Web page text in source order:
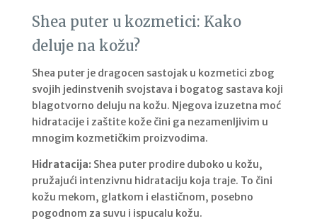
Shea puter u kozmetici: Kako
deluje na kožu?
Shea puter je dragocen sastojak u kozmetici zbog
svojih jedinstvenih svojstava i bogatog sastava koji
blagotvorno deluju na kožu. Njegova izuzetna moć
hidratacije i zaštite kože čini ga nezamenljivim u
mnogim kozmetičkim proizvodima.
Hidratacija:Shea puter prodire duboko u kožu,
pružajući intenzivnu hidrataciju koja traje. To čini
kožu mekom, glatkom i elastičnom, posebno
pogodnom za suvu i ispucalu kožu.